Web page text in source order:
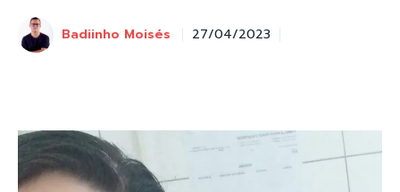
Badiinho Moisés 27/04/2023